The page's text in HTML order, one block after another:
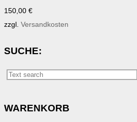
150,00 €
zzgl. Versandkosten
SUCHE:
WARENKORB